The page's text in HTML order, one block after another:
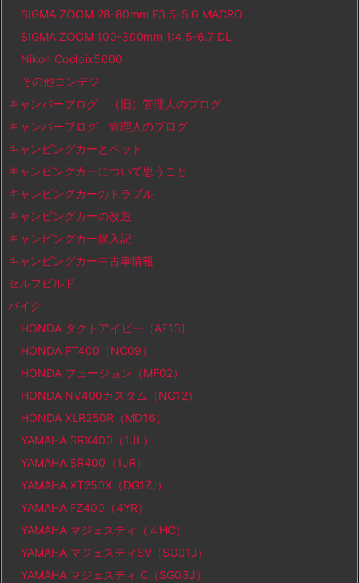
SIGMA ZOOM 28-80mm F3.5-5.6 MACRO
SIGMA ZOOM 100-300mm 1:4.5-6.7 DL
Nikon Coolpix5000
その他コンデジ
キャンパーブログ （旧）管理人のブログ
キャンパーブログ 管理人のブログ
キャンピングカーとペット
キャンピングカーについて思うこと
キャンピングカーのトラブル
キャンピングカーの改造
キャンピングカー購入記
キャンピングカー中古車情報
セルフビルド
バイク
HONDA タクトアイビー（AF13)
HONDA FT400（NC09）
HONDA フュージョン（MF02）
HONDA NV400カスタム（NC12）
HONDA XLR250R（MD16）
YAMAHA SRX400（1JL）
YAMAHA SR400（1JR）
YAMAHA XT250X（DG17J）
YAMAHA FZ400（4YR）
YAMAHA マジェスティ（４HC）
YAMAHA マジェスティSV（SG01J）
YAMAHA マジェスティ C（SG03J）